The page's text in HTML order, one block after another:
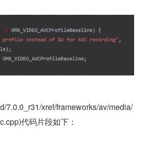
7.0.0_r31/xref/frameworks/av/media/
代码片段如下：